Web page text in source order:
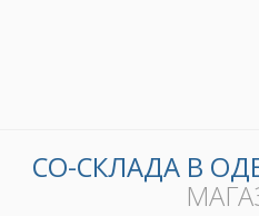
СО-СКЛАДА В